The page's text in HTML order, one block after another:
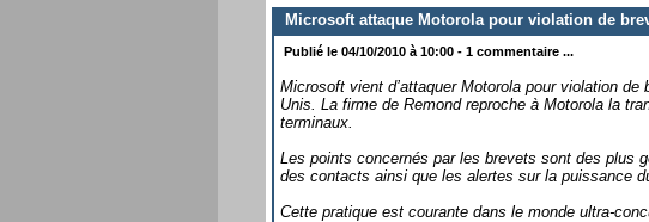
Microsoft attaque Motorola pour violation de
Publié le 04/10/2010 à 10:00 - 1 commentaire ...
Microsoft vient d’attaquer Motorola pour violation
Unis. La firme de Remond reproche à Motorola la
terminaux.
Les points concernés par les brevets sont des plus
des contacts ainsi que les alertes sur la puissance
Cette pratique est courante dans le monde ultra-